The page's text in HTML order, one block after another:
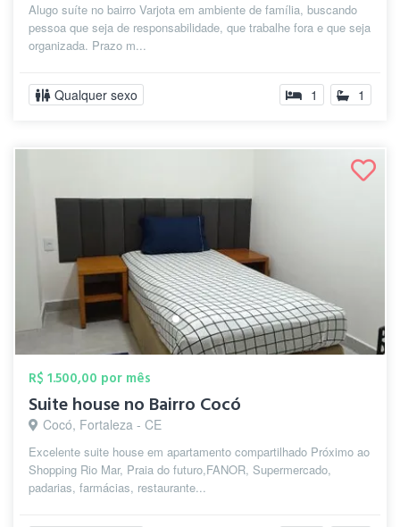
Alugo suíte no bairro Varjota em ambiente de família, buscando
pessoa que seja de responsabilidade, que trabalhe fora e que seja
organizada. Prazo m...
Qualquer sexo 1 1
R$ 1.500,00 por mês
Suite house no Bairro Cocó
Cocó, Fortaleza - CE
Excelente suite house em apartamento compartilhado Próximo ao
Shopping Rio Mar, Praia do futuro,FANOR, Supermercado,
padarias, farmácias, restaurante...